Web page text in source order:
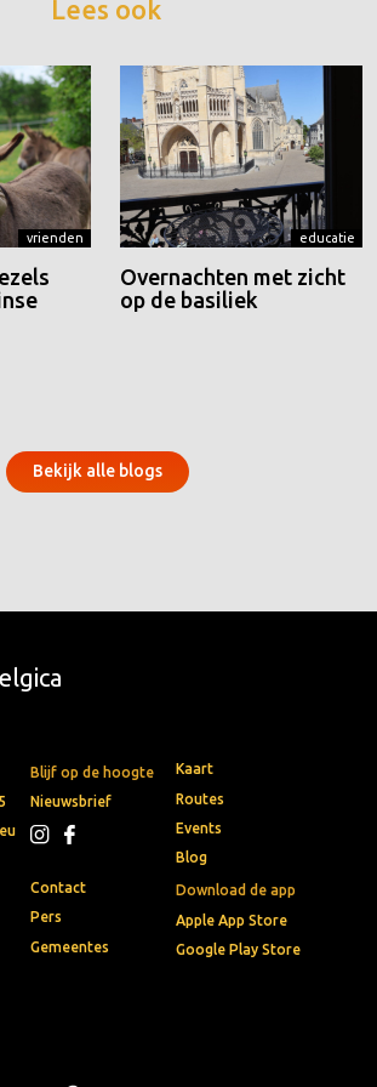
Lees ook
vrienden educatie
Overnachten met zicht
op de basiliek
Bekijk alle blogs
Blijf op de hoogte
Nieuwsbrief
Download de app
Apple App Store
Google Play Store
Kaart
Routes
Events
Blog
Contact
Pers
Gemeentes